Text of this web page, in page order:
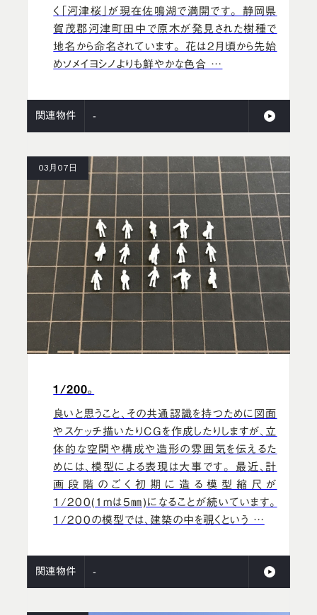
く「河津桜」が現在佐鳴湖で満開です。 静岡県
賀茂郡河津町田中で原木が発見された樹種で
地名から命名されています。 花は2月頃から先始
めソメイヨシノよりも鮮やかな色合 …
関連物件 -
03月07日
1/200。
良いと思うこと、その共通認識を持つために図面
やスケッチ描いたりCGを作成したりしますが、立
体的な空間や構成や造形の雰囲気を伝えるた
めには、模型による表現は大事です。 最近、計
画段階のごく初期に造る模型縮尺が
1/200(1mは5㎜)になることが続いています。
1/200の模型では、建築の中を覗くという …
関連物件 -